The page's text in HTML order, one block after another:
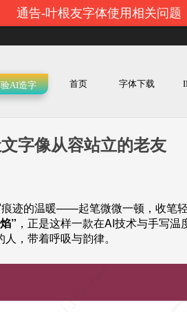
通告-叶根友字体使用相关问题
AI造字 首页 字体下载
字像从容站立的老友
痕迹的温暖——起笔微微一顿，收笔
” ，正是这样一款在AI技术与手写温
，带着呼吸与韵律。